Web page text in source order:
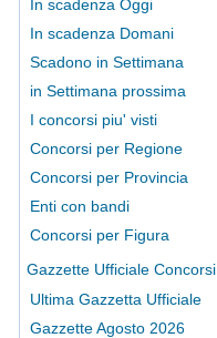
In scadenza Oggi
In scadenza Domani
Scadono in Settimana
in Settimana prossima
I concorsi piu' visti
Concorsi per Regione
Concorsi per Provincia
Enti con bandi
Concorsi per Figura
Gazzette Ufficiale Concorsi
Ultima Gazzetta Ufficiale
Gazzette Agosto 2026